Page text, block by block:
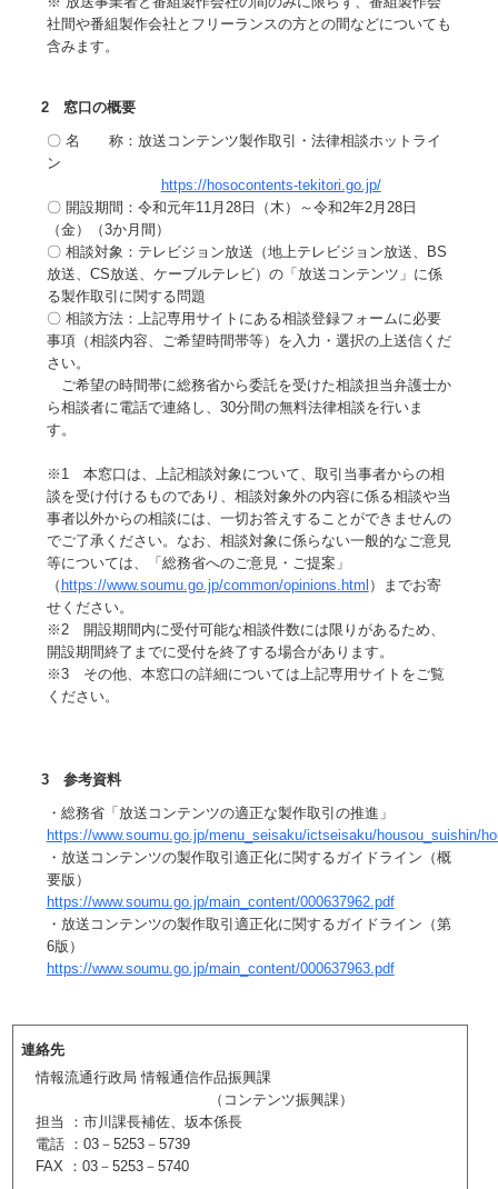
社間や番組製作会社とフリーランスの方との間などについても
含みます。
2 窓口の概要
〇 名 称：放送コンテンツ製作取引・法律相談ホットライ
ン
https://hosocontents-tekitori.go.jp/
〇 開設期間：令和元年11月28日（木）～令和2年2月28日
（金）（3か月間）
〇 相談対象：テレビジョン放送（地上テレビジョン放送、BS
放送、CS放送、ケーブルテレビ）の「放送コンテンツ」に係
る製作取引に関する問題
〇 相談方法：上記専用サイトにある相談登録フォームに必要
事項（相談内容、ご希望時間帯等）を入力・選択の上送信くだ
さい。
ご希望の時間帯に総務省から委託を受けた相談担当弁護士か
ら相談者に電話で連絡し、30分間の無料法律相談を行いま
す。
※1 本窓口は、上記相談対象について、取引当事者からの相
談を受け付けるものであり、相談対象外の内容に係る相談や当
事者以外からの相談には、一切お答えすることができませんの
でご了承ください。なお、相談対象に係らない一般的なご意見
等については、「総務省へのご意見・ご提案」
（ https://www.soumu.go.jp/common/opinions.html ）までお寄
せください。
※2 開設期間内に受付可能な相談件数には限りがあるため、
開設期間終了までに受付を終了する場合があります。
※3 その他、本窓口の詳細については上記専用サイトをご覧
ください。
3 参考資料
・総務省「放送コンテンツの適正な製作取引の推進」
https://www.soumu.go.jp/menu_seisaku/ictseisaku/housou_suishin/
・放送コンテンツの製作取引適正化に関するガイドライン（概
要版）
https://www.soumu.go.jp/main_content/000637962.pdf
・放送コンテンツの製作取引適正化に関するガイドライン（第
6版）
https://www.soumu.go.jp/main_content/000637963.pdf
連絡先
情報流通行政局 情報通信作品振興課
（コンテンツ振興課）
担当 ：市川課長補佐、坂本係長
電話 ：03－5253－5739
FAX ：03－5253－5740